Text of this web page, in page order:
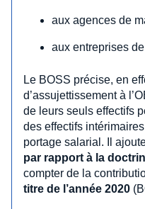
aux agences de
aux entreprises
Le BOSS précise, en
d’assujettissement à
de leurs seuls effectifs
des effectifs
portage salarial. Il
par rapport à la
compter de la
titre de l’année 2020